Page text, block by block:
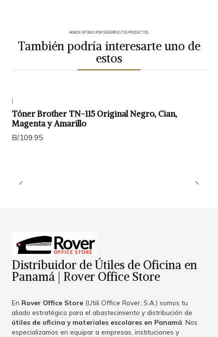
HEMOS OPTADO POR SUGERIR ESTOS PRODUCTOS.
También podría interesarte uno de
estos
|
Tóner Brother TN-115 Original Negro, Cian,
Magenta y Amarillo
B/.109.95
Distribuidor de Útiles de Oficina en
Panamá | Rover Office Store
En Rover Office Store (Utili Office Rover, S.A.) somos tu
aliado estratégico para el abastecimiento y distribución de
útiles de oficina y materiales escolares en Panamá . Nos
especializamos en equipar a empresas, instituciones y